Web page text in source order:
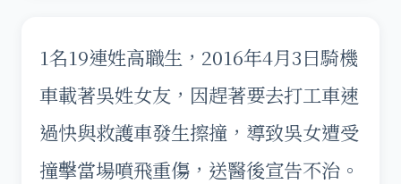
1名19連姓高職生，2016年4月3日騎機
車載著吳姓女友，因趕著要去打工車速
過快與救護車發生擦撞，導致吳女遭受
撞擊當場噴飛重傷，送醫後宣告不治。